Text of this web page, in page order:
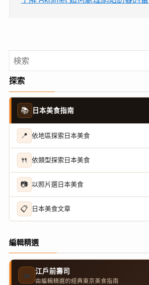
探索
📚 日本美食指南
📍 依地區探索日本美食
🍴 依類型探索日本美食
📷 以照片選日本美食
📋 日本美食文章
編輯精選
🍣 江戶前壽司
由編輯精選的經典東京美食指南